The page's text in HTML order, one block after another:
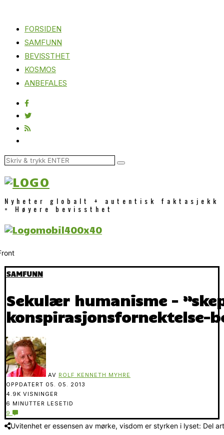
FORSIDEN
SAMFUNN
BEVISSTHET
KOSMOS
ANBEFALES
Nyheter globalt + autentisk faktasjekk
= Høyere bevissthet
SAMFUNN
Sekulær humanisme –
konspirasjonsfornektelse-
AV ROLF KENNETH MYHRE
OPPDATERT 05. 05. 2013
4.9K VISNINGER
6 MINUTTER LESETID
9
Uvitenhet er essensen av mørke, visdom er styrken i lyset: Del